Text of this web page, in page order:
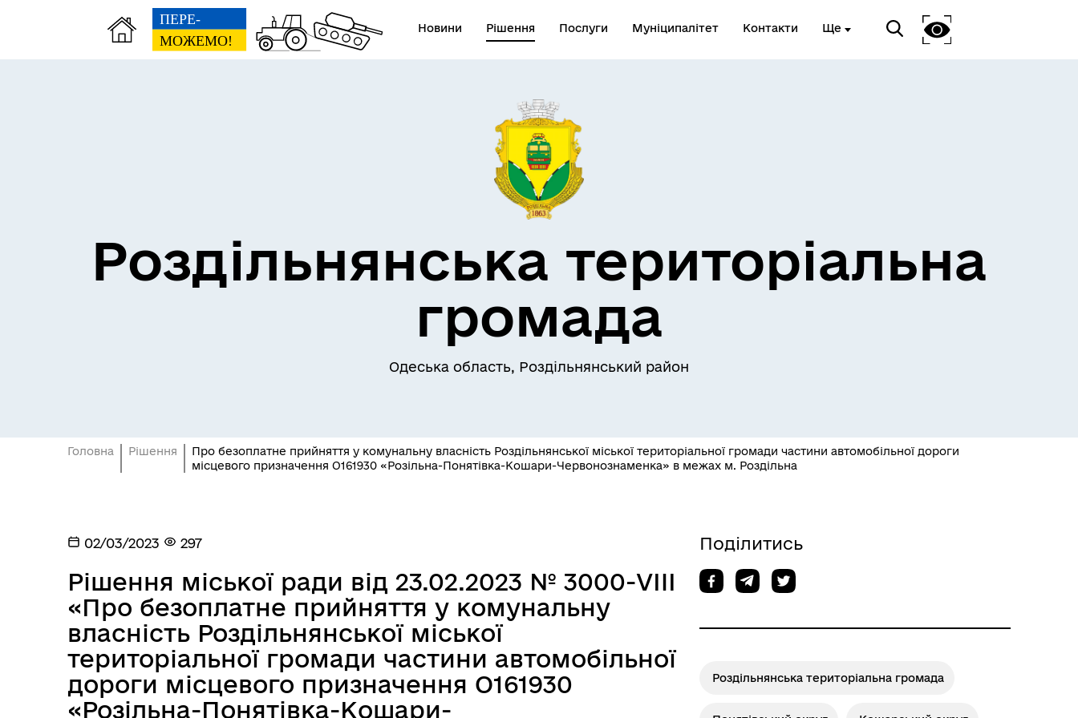
Новини Рішення Послуги Муніципалітет Контакти Ще
Засідання постійних комісій Цивільний захист населення
Пам’яті військових громади
Квитки на потяг для
військовослужбовців та їх
Розклад пасажирських потягів
Роздільнянська територіальна
громада
Одеська область, Роздільнянський район
Головна Рішення
Про безоплатне прийняття у комунальну власність Роздільнянської міської територіальної громади частини автомобільної дороги
місцевого призначення О161930 «Розільна-Понятівка-Кошари-Червонознаменка» в межах м. Роздільна
02/03/2023 297
Рішення міської ради від 23.02.2023 № 3000-VIII
«Про безоплатне прийняття у комунальну
власність Роздільнянської міської
територіальної громади частини автомобільної
дороги місцевого призначення О161930
«Розільна-Понятівка-Кошари-
Поділитись
Роздільнянська територіальна громада